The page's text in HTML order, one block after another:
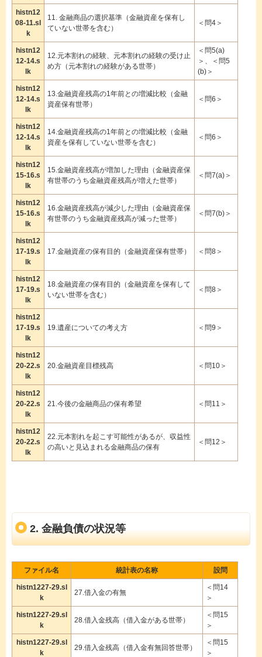
histn12
08-11.sl
k
11. 金融商品の選択基準（金融資産を保有し
ていない世帯を含む）
＜問4＞
histn12
12-14.s
lk
12.元本割れの経験、元本割れの経験の受け止
め方（元本割れの経験がある世帯）
＜問5(a)
＞、＜問5
(b)＞
histn12
12-14.s
lk
13.金融資産残高の1年前との増減比較（金融
資産保有世帯）
＜問6＞
histn12
12-14.s
lk
14.金融資産残高の1年前との増減比較（金融
資産を保有していない世帯を含む）
＜問6＞
histn12
15-16.s
lk
15.金融資産残高が増加した理由（金融資産保
有世帯のうち金融資産残高が増えた世帯）
＜問7(a)＞
histn12
15-16.s
lk
16.金融資産残高が減少した理由（金融資産保
有世帯のうち金融資産残高が減った世帯）
＜問7(b)＞
histn12
17-19.s
lk
17.金融資産の保有目的（金融資産保有世帯） ＜問8＞
histn12
17-19.s
lk
18.金融資産の保有目的（金融資産を保有して
いない世帯を含む）
＜問8＞
histn12
17-19.s
lk
19.遺産についての考え方 ＜問9＞
histn12
20-22.s
lk
20.金融資産目標残高 ＜問10＞
histn12
20-22.s
lk
21.今後の金融商品の保有希望 ＜問11＞
histn12
20-22.s
lk
22.元本割れを起こす可能性があるが、収益性
の高いと見込まれる金融商品の保有
＜問12＞
2. 金融負債の状況等
ファイル名 統計表の名称 設問
histn1227-29.sl
k
27.借入金の有無
＜問14
＞
histn1227-29.sl
k
28.借入金残高（借入金がある世帯）
＜問15
＞
histn1227-29.sl
k
29.借入金残高（借入金有無回答世帯）
＜問15
＞